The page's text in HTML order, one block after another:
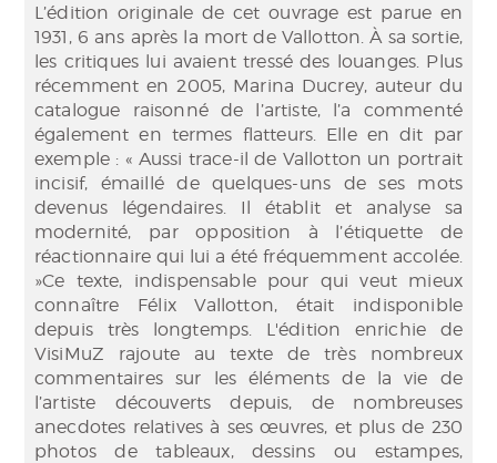
L’édition originale de cet ouvrage est parue en
1931, 6 ans après la mort de Vallotton. À sa sortie,
les critiques lui avaient tressé des louanges. Plus
récemment en 2005, Marina Ducrey, auteur du
catalogue raisonné de l’artiste, l’a commenté
également en termes flatteurs. Elle en dit par
exemple : « Aussi trace-il de Vallotton un portrait
incisif, émaillé de quelques-uns de ses mots
devenus légendaires. Il établit et analyse sa
modernité, par opposition à l’étiquette de
réactionnaire qui lui a été fréquemment accolée.
»Ce texte, indispensable pour qui veut mieux
connaître Félix Vallotton, était indisponible
depuis très longtemps. L'édition enrichie de
VisiMuZ rajoute au texte de très nombreux
commentaires sur les éléments de la vie de
l’artiste découverts depuis, de nombreuses
anecdotes relatives à ses œuvres, et plus de 230
photos de tableaux, dessins ou estampes,